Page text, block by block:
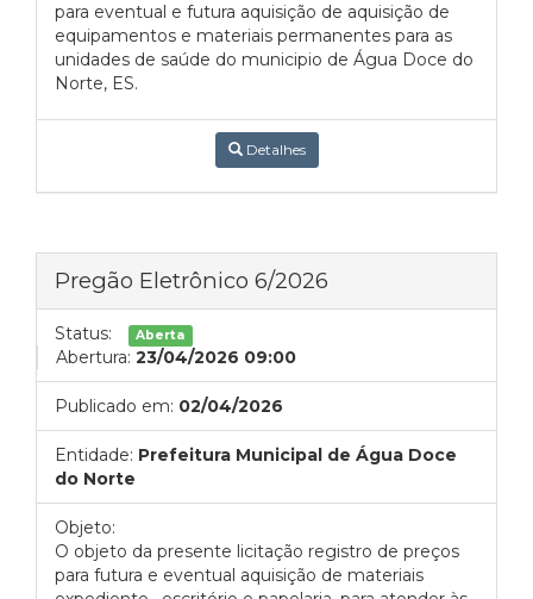
para eventual e futura aquisição de aquisição de
equipamentos e materiais permanentes para as
unidades de saúde do municipio de Água Doce do
Norte, ES.
Detalhes
Pregão Eletrônico 6/2026
Status: Aberta
Abertura: 23/04/2026 09:00
Publicado em: 02/04/2026
Entidade: Prefeitura Municipal de Água Doce
do Norte
Objeto:
O objeto da presente licitação registro de preços
para futura e eventual aquisição de materiais